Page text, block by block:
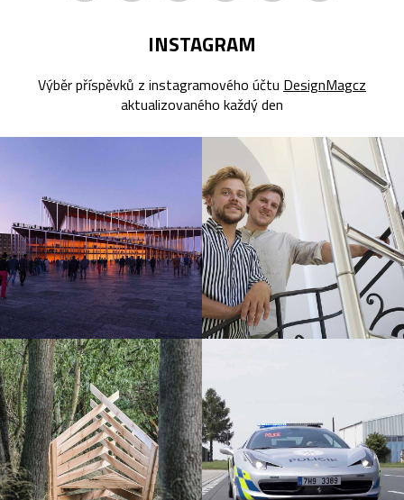
INSTAGRAM
Výběr příspěvků z instagramového účtu DesignMagcz
aktualizovaného každý den